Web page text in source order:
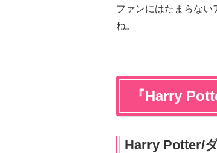
ファンにはたまらない
ね。
『Harry
Harry Potter/